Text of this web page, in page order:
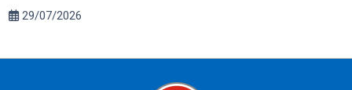
29/07/2026